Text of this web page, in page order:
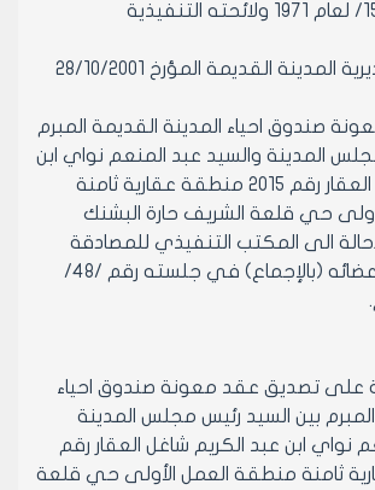
التشريعي رقم /15/ لعام 1971 ولائحته التنفيذية
- وعلى كتاب مديرية المدينة القديمة المؤرخ 28/10/2001
صندوق احياء المدينة القديمة المبرم
المدينة والسيد عبد المنعم نواي ابن
عبد الكريم شاغل العقار رقم 2015 منطقة عقارية ثامنة
حي قلعة الشريف حارة البشنك
الى المكتب التنفيذي للمصادقة
وعلى موافقة اعضائه (بالإجماع) في جلسته رقم /48/
على تصديق عقد معونة صندوق احياء
المبرم بين السيد رئيس مجلس المدينة
نواي ابن عبد الكريم شاغل العقار رقم
ثامنة منطقة العمل الأولى حي قلعة